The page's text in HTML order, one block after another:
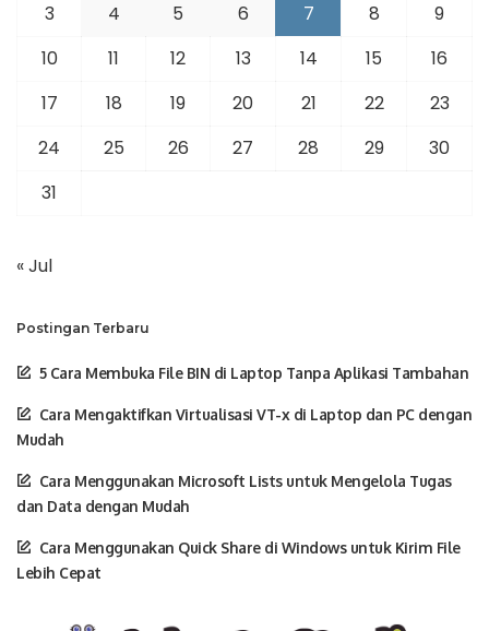
3
4 5 6 7 8
9
10
11 12 13 14 15
16
17
18 19 20 21 22
23
24
25 26 27 28 29
30
31
« Jul
Postingan Terbaru
5 Cara Membuka File BIN di Laptop Tanpa Aplikasi Tambahan
Cara Mengaktifkan Virtualisasi VT-x di Laptop dan PC dengan
Mudah
Cara Menggunakan Microsoft Lists untuk Mengelola Tugas
dan Data dengan Mudah
Cara Menggunakan Quick Share di Windows untuk Kirim File
Lebih Cepat